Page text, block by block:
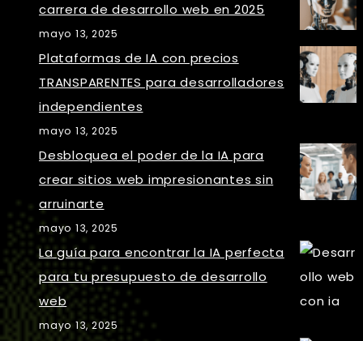
carrera de desarrollo web en 2025
mayo 13, 2025
Plataformas de IA con precios
TRANSPARENTES para desarrolladores
independientes
mayo 13, 2025
Desbloquea el poder de la IA para
crear sitios web impresionantes sin
arruinarte
mayo 13, 2025
La guía para encontrar la IA perfecta
para tu presupuesto de desarrollo
web
mayo 13, 2025